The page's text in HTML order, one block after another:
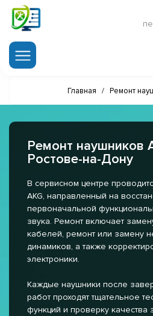
Главная / Ремонт
Ремонт наушников
Ростове-на-Дону
В сервисном центре
AKG, направленный на
первоначальной
звука. Ремонт включает
кабелей, ремонт или замену
динамиков, а также
электроники.
Каждые наушники после
работ проходят тщательное
функций и проверку качества